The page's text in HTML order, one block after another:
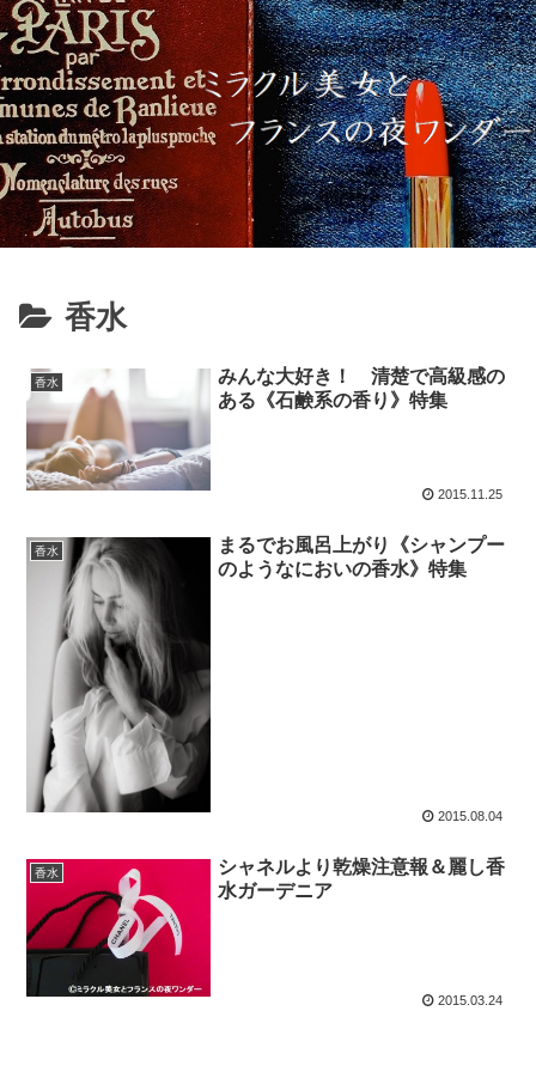
香水
香水
みんな大好き！ 清楚で高級感の
ある《石鹸系の香り》特集
2015.11.25
香水
まるでお風呂上がり《シャンプー
のようなにおいの香水》特集
2015.08.04
香水
シャネルより乾燥注意報＆麗し香
水ガーデニア
2015.03.24